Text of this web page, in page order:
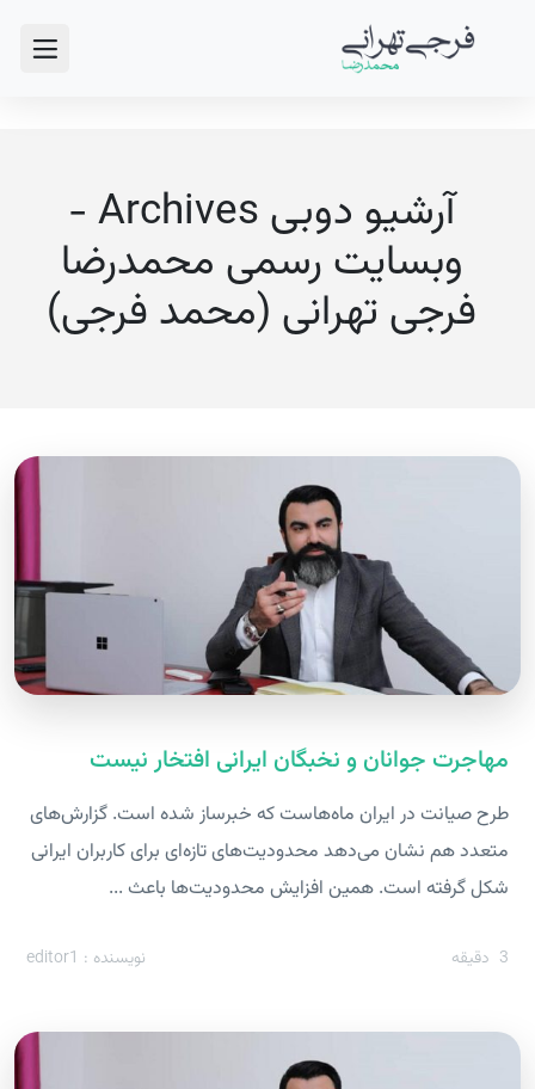
آرشیو دوبی Archives -
وبسایت رسمی محمدرضا
فرجی تهرانی (محمد فرجی)
مهاجرت جوانان و نخبگان ایرانی افتخار نیست
طرح صیانت در ایران ماه‌هاست که خبرساز شده است. گزارش‌های
متعدد هم نشان می‌دهد محدودیت‌های تازه‌ای برای کاربران ایرانی
شکل گرفته است. همین افزایش محدودیت‌ها باعث ...
3 دقیقه نویسنده : editor1